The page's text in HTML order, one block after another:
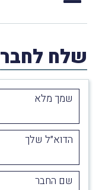
שלח לחבר
שמך מלא
הדוא״ל שלך
שם החבר